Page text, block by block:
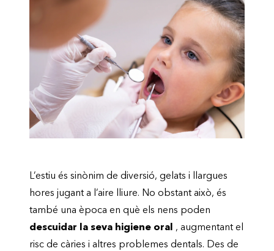
L’estiu és sinònim de diversió, gelats i llargues
hores jugant a l’aire lliure. No obstant això, és
també una època en què els nens poden
descuidar la seva higiene oral
, augmentant el
risc de càries i altres problemes dentals. Des de